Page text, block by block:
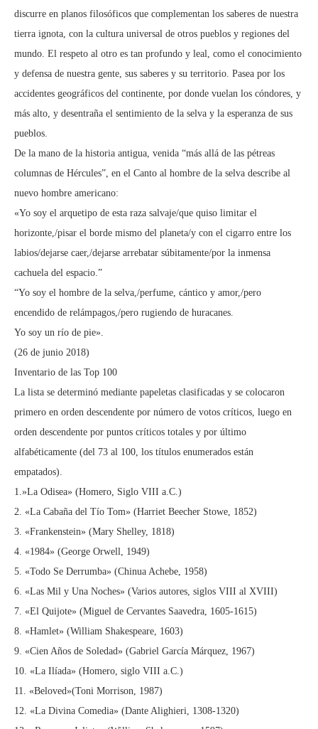
discurre en planos filosóficos que complementan los saberes de nuestra
tierra ignota, con la cultura universal de otros pueblos y regiones del
mundo. El respeto al otro es tan profundo y leal, como el conocimiento
y defensa de nuestra gente, sus saberes y su territorio. Pasea por los
accidentes geográficos del continente, por donde vuelan los cóndores, y
más alto, y desentraña el sentimiento de la selva y la esperanza de sus
pueblos.
De la mano de la historia antigua, venida “más allá de las pétreas
columnas de Hércules”, en el Canto al hombre de la selva describe al
nuevo hombre americano:
«Yo soy el arquetipo de esta raza salvaje/que quiso limitar el
horizonte,/pisar el borde mismo del planeta/y con el cigarro entre los
labios/dejarse caer,/dejarse arrebatar súbitamente/por la inmensa
cachuela del espacio.”
“Yo soy el hombre de la selva,/perfume, cántico y amor,/pero
encendido de relámpagos,/pero rugiendo de huracanes.
Yo soy un río de pie».
(26 de junio 2018)
Inventario de las Top 100
La lista se determinó mediante papeletas clasificadas y se colocaron
primero en orden descendente por número de votos críticos, luego en
orden descendente por puntos críticos totales y por último
alfabéticamente (del 73 al 100, los títulos enumerados están
empatados).
1.»La Odisea» (Homero, Siglo VIII a.C.)
2. «La Cabaña del Tío Tom» (Harriet Beecher Stowe, 1852)
3. «Frankenstein» (Mary Shelley, 1818)
4. «1984» (George Orwell, 1949)
5. «Todo Se Derrumba» (Chinua Achebe, 1958)
6. «Las Mil y Una Noches» (Varios autores, siglos VIII al XVIII)
7. «El Quijote» (Miguel de Cervantes Saavedra, 1605-1615)
8. «Hamlet» (William Shakespeare, 1603)
9. «Cien Años de Soledad» (Gabriel García Márquez, 1967)
10. «La Ilíada» (Homero, siglo VIII a.C.)
11. «Beloved»(Toni Morrison, 1987)
12. «La Divina Comedia» (Dante Alighieri, 1308-1320)